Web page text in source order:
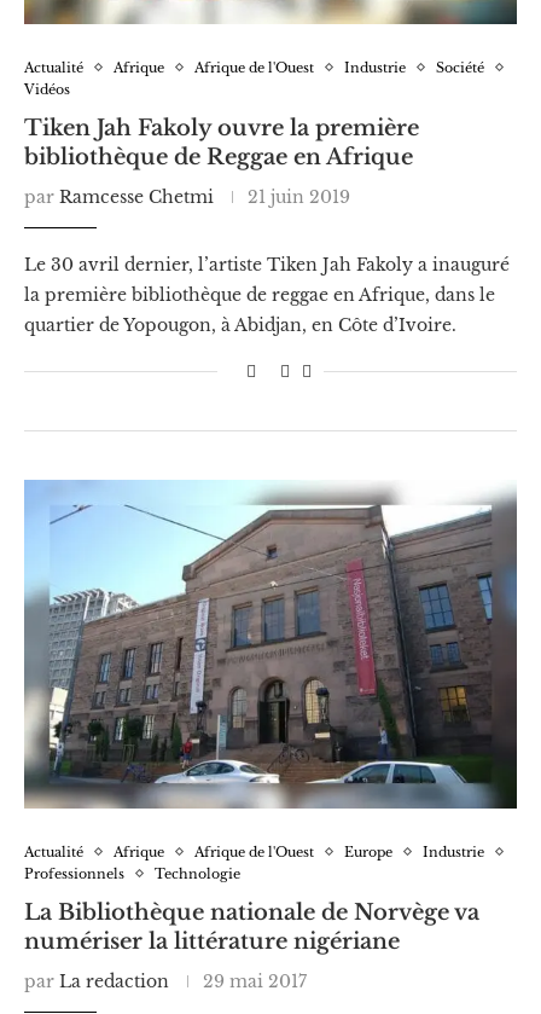
Actualité Afrique Afrique de l'Ouest Industrie
Société
Vidéos
Tiken Jah Fakoly ouvre la première
bibliothèque de Reggae en Afrique
par Ramcesse Chetmi 21 juin 2019
Le 30 avril dernier, l’artiste Tiken Jah Fakoly a inauguré
la première bibliothèque de reggae en Afrique, dans le
quartier de Yopougon, à Abidjan, en Côte d’Ivoire.
Actualité Afrique Afrique de l'Ouest Europe
Industrie
Professionnels
Technologie
La Bibliothèque nationale de Norvège va
numériser la littérature nigériane
par La redaction 29 mai 2017